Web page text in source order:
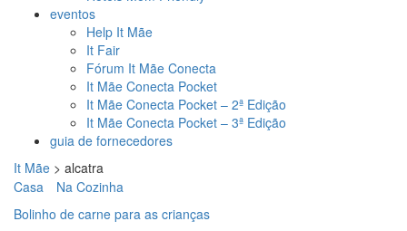
eventos
Help It Mãe
It Fair
Fórum It Mãe Conecta
It Mãe Conecta Pocket
It Mãe Conecta Pocket – 2ª Edição
It Mãe Conecta Pocket – 3ª Edição
guia de fornecedores
It Mãe > alcatra
Casa
Na Cozinha
Bolinho de carne para as crianças